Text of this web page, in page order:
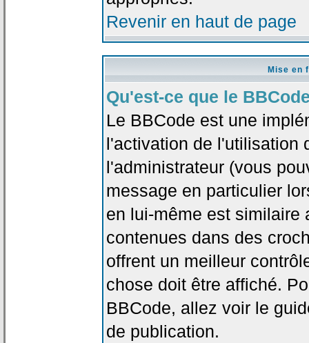
Revenir en haut de page
Mise en
Qu'est-ce que le
Le BBCode est une
l'activation de l'utilisation
l'administrateur (vous
message en particulier
en lui-même est similaire
contenues dans des
offrent un meilleur
chose doit être affiché.
BBCode, allez voir le
de publication.